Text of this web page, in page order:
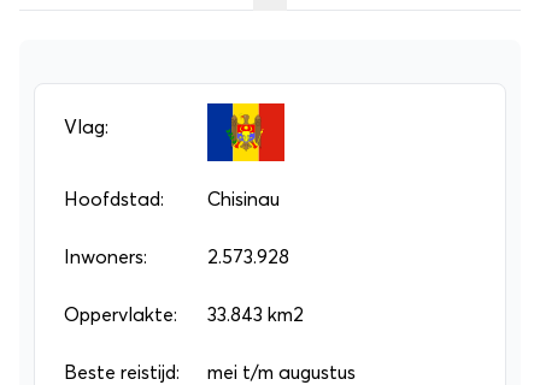
Vlag:
Hoofdstad: Chisinau
Inwoners: 2.573.928
Oppervlakte: 33.843 km2
Beste reistijd: mei t/m augustus